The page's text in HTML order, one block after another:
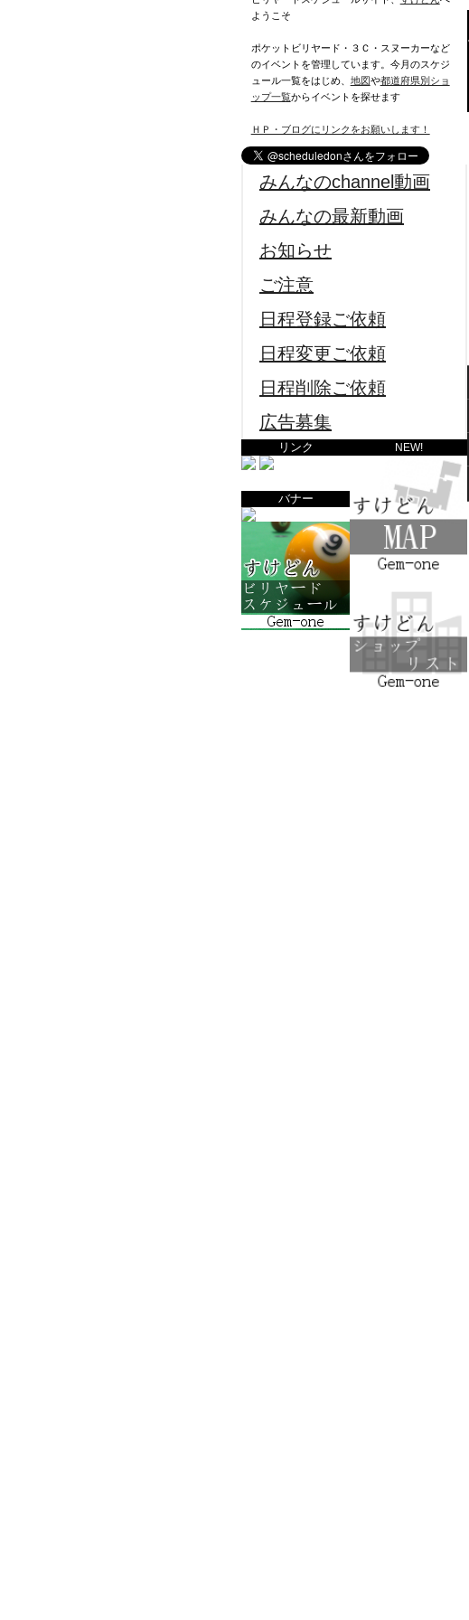
ようこそ
ポケットビリヤード・３Ｃ・スヌーカーなど
のイベントを管理しています。今月のスケジ
ュール一覧をはじめ、 地図や都道府県別ショ
ップ一覧からイベントを探せます
ＨＰ・ブログにリンクをお願いします！
みんなのchannel動画
みんなの最新動画
お知らせ
ご注意
日程登録ご依頼
日程変更ご依頼
日程削除ご依頼
広告募集
リンク
バナー
NEW!